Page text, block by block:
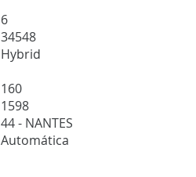
6
34548
Hybrid
160
1598
44 - NANTES
Automática